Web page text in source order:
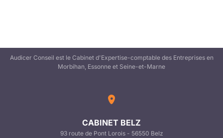
Audicer Conseil est le Cabinet d'Expertise-comptable des Entreprises en
Morbihan, Essonne et Seine-et-Marne
CABINET BELZ
93 route de Pont Lorois - 56550 Belz